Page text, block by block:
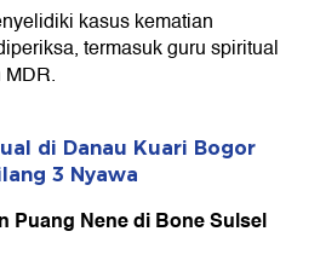
kasus kematian
termasuk guru spiritual
di Danau Kuari Bogor
3 Nyawa
Puang Nene di Bone Sulsel